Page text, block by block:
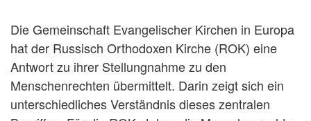
Die Gemeinschaft Evangelischer Kirchen in Europa
hat der Russisch Orthodoxen Kirche (ROK) eine
Antwort zu ihrer Stellungnahme zu den
Menschenrechten übermittelt. Darin zeigt sich ein
unterschiedliches Verständnis dieses zentralen